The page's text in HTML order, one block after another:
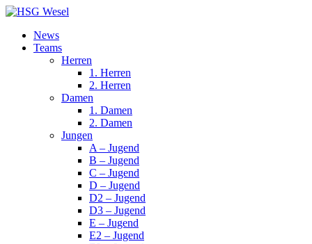
News
Teams
Herren
1. Herren
2. Herren
Damen
1. Damen
2. Damen
Jungen
A – Jugend
B – Jugend
C – Jugend
D – Jugend
D2 – Jugend
D3 – Jugend
E – Jugend
E2 – Jugend